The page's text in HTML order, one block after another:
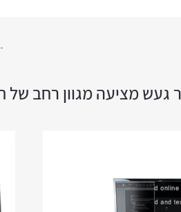
געש מציעה מגוון רחב של